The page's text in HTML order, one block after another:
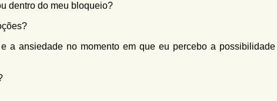
dentro do meu bloqueio?
a ansiedade no momento em que eu percebo a